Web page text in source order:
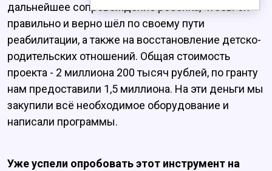
дальнейшее сопровождение ребёнка, чтобы он
правильно и верно шёл по своему пути
реабилитации, а также на восстановление детско-
родительских отношений. Общая стоимость
проекта - 2 миллиона 200 тысяч рублей, по гранту
нам предоставили 1,5 миллиона. На эти деньги мы
закупили всё необходимое оборудование и
написали программы.
Уже успели опробовать этот инструмент на